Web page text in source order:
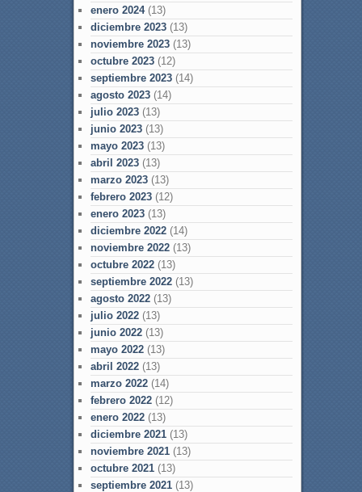
enero 2024(13)
diciembre 2023(13)
noviembre 2023(13)
octubre 2023(12)
septiembre 2023(14)
agosto 2023(14)
julio 2023(13)
junio 2023(13)
mayo 2023(13)
abril 2023(13)
marzo 2023(13)
febrero 2023(12)
enero 2023(13)
diciembre 2022(14)
noviembre 2022(13)
octubre 2022(13)
septiembre 2022(13)
agosto 2022(13)
julio 2022(13)
junio 2022(13)
mayo 2022(13)
abril 2022(13)
marzo 2022(14)
febrero 2022(12)
enero 2022(13)
diciembre 2021(13)
noviembre 2021(13)
octubre 2021(13)
septiembre 2021(13)